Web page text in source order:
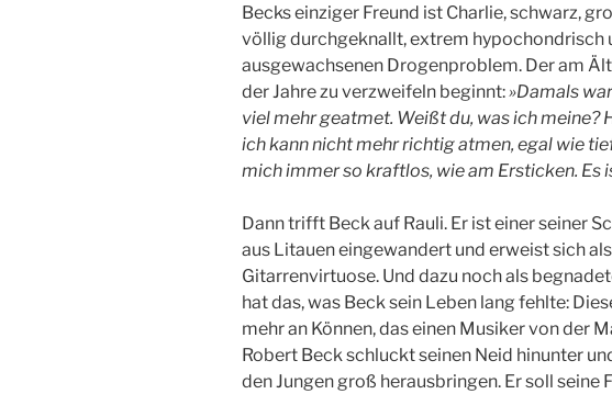
Becks einziger Freund ist Charlie, schwarz,
völlig durchgeknallt, extrem hypochondrisch
ausgewachsenen Drogenproblem. Der am
der Jahre zu verzweifeln beginnt:»Damals
viel mehr geatmet. Weißt du, was ich meine?
ich kann nicht mehr richtig atmen, egal wie
mich immer so kraftlos, wie am Ersticken. Es
Dann trifft Beck auf Rauli. Er ist einer seiner
aus Litauen eingewandert und erweist sich
Gitarrenvirtuose. Und dazu noch als
hat das, was Beck sein Leben lang fehlte:
mehr an Können, das einen Musiker von der
Robert Beck schluckt seinen Neid hinunter
den Jungen groß herausbringen. Er soll seine